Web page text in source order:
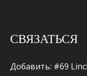
СВЯЗАТЬСЯ
Добавить: #69